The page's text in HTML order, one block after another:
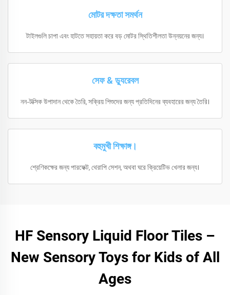
মোটর দক্ষতা সমর্থন
টাইলগুলি চাপা এবং হাটতে সহায়তা করে বড় মোটর স্থিতিশীলতা উন্নয়নের জন্য।
সেফ & ড্যুরেবল
নন-টক্সিক উপাদান থেকে তৈরি, সক্রিয় শিশুদের জন্য প্রতিদিনের ব্যবহারের জন্য তৈরি।
বহুমুখী শিক্ষাঙ্গ।
শ্রেণিকক্ষের জন্য পারফেক্ট, থেরাপি সেশন, অথবা ঘরে ক্রিয়েটিভ খেলার জন্য।
HF Sensory Liquid Floor Tiles –
New Sensory Toys for Kids of All
Ages